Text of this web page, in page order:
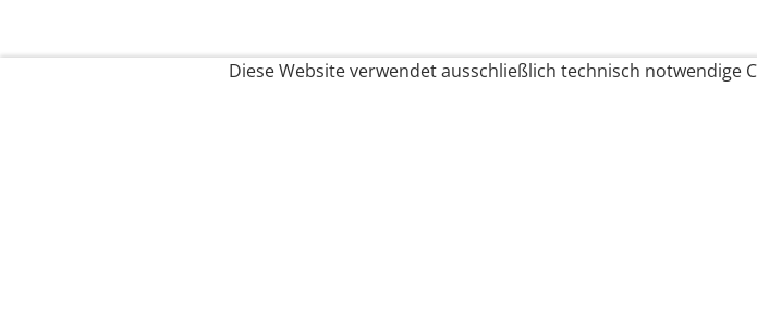
Diese Website verwendet ausschließlich technisch notwendige